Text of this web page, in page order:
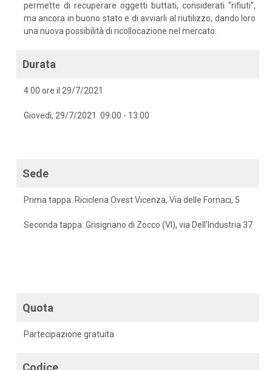
permette di recuperare oggetti buttati, considerati “rifiuti”,
ma ancora in buono stato e di avviarli al riutilizzo, dando loro
una nuova possibilità di ricollocazione nel mercato.
Durata
4:00 ore il 29/7/2021
Giovedì, 29/7/2021 09:00 - 13:00
Sede
Prima tappa: Ricicleria Ovest Vicenza, Via delle Fornaci, 5
Seconda tappa: Grisignano di Zocco (VI), via Dell'Industria 37
Quota
Partecipazione gratuita